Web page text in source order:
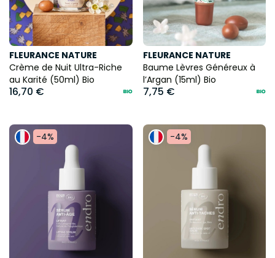
FLEURANCE NATURE
Crème de Nuit Ultra-Riche
au Karité (50ml) Bio
16,70 €
FLEURANCE NATURE
Baume Lèvres Généreux à
l’Argan (15ml) Bio
7,75 €
-4% -4%